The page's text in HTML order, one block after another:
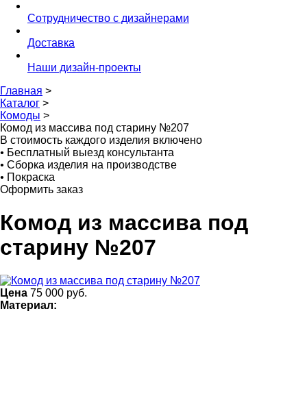
Сотрудничество с дизайнерами
Доставка
Наши дизайн-проекты
Главная >
Каталог >
Комоды >
Комод из массива под старину №207
В стоимость каждого изделия включено
• Бесплатный выезд консультанта
• Сборка изделия на производстве
• Покраска
Оформить заказ
Комод из массива под
старину №207
Цена 75 000 руб.
Материал: